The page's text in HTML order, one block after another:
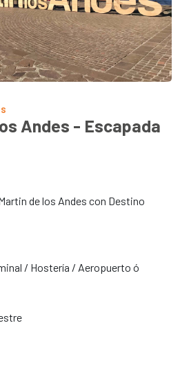
Andes - Escapada
de los Andes con Destino
/ Hostería / Aeropuerto ó